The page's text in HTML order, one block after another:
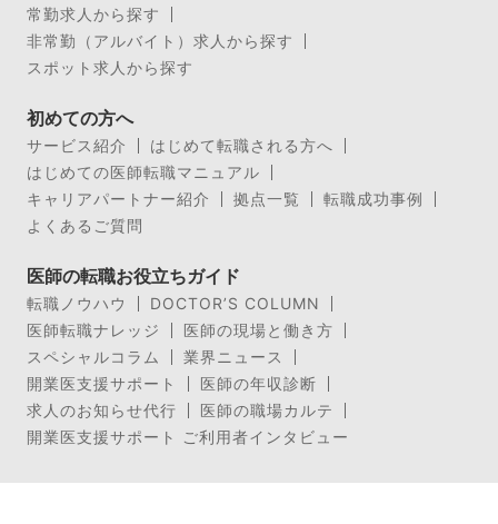
常勤求人から探す
非常勤（アルバイト）求人から探す
スポット求人から探す
初めての方へ
サービス紹介
はじめて転職される方へ
はじめての医師転職マニュアル
キャリアパートナー紹介
拠点一覧
転職成功事例
よくあるご質問
医師の転職お役立ちガイド
転職ノウハウ
DOCTOR’S COLUMN
医師転職ナレッジ
医師の現場と働き方
スペシャルコラム
業界ニュース
開業医支援サポート
医師の年収診断
求人のお知らせ代行
医師の職場カルテ
開業医支援サポート ご利用者インタビュー